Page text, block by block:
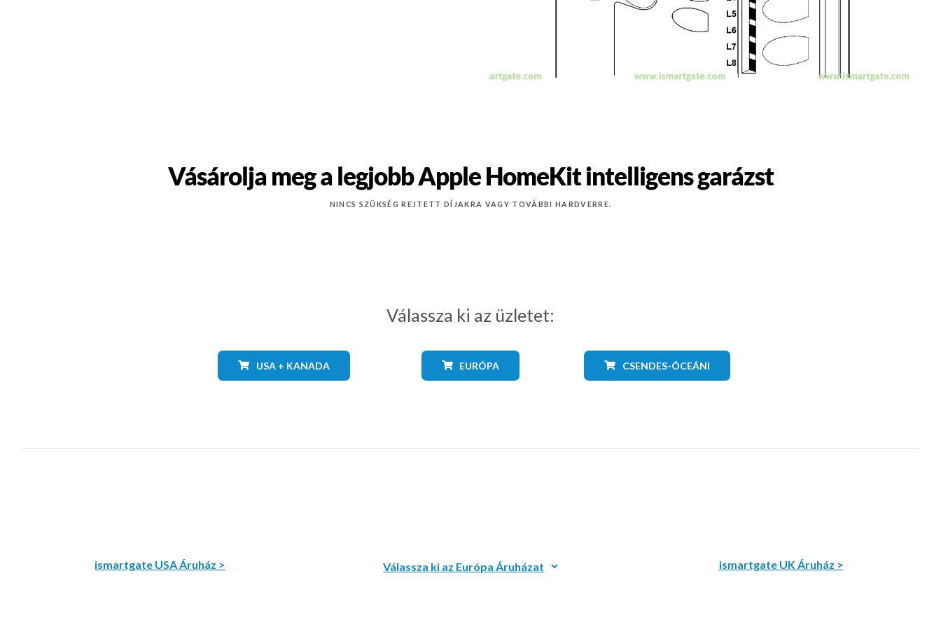
Vásárolja meg a legjobb Apple HomeKit intelligens garázst
NINCS SZÜKSÉG REJTETT DÍJAKRA VAGY TOVÁBBI HARDVERRE.
Válassza ki az üzletet:
USA + KANADA EURÓPA CSENDES-ÓCEÁNI
ismartgate USA Áruház > ismartgate UK Áruház >